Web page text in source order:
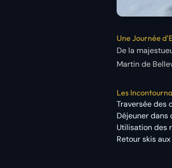
Une Journée
De la
Martin de
Les
Traversée des
Déjeuner
Utilisation des
Retour skis